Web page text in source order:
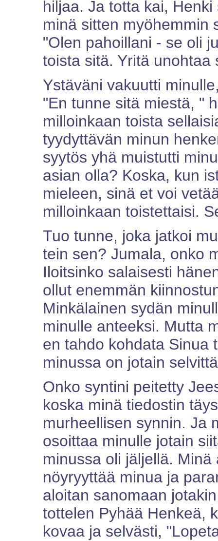
hiljaa. Ja totta kai,
minä sitten myöhemmin
"Olen pahoillani - se oli
toista sitä. Yritä unohtaa
Ystäväni vakuutti
"En tunne sitä miestä, "
milloinkaan toista
tyydyttävän minun
syytös yhä muistutti
asian olla? Koska, kun
mieleen, sinä et voi
milloinkaan toistettaisi.
Tuo tunne, joka jatkoi
tein sen? Jumala, onko
Iloitsinko salaisesti
ollut enemmän
Minkälainen sydän
minulle anteeksi. Mutta
en tahdo kohdata Sinua
minussa on jotain
Onko syntini peitetty
koska minä tiedostin
murheellisen synnin. Ja
osoittaa minulle jotain
minussa oli jäljellä.
nöyryyttää minua ja
aloitan sanomaan
tottelen Pyhää Henkeä,
kovaa ja selvästi,